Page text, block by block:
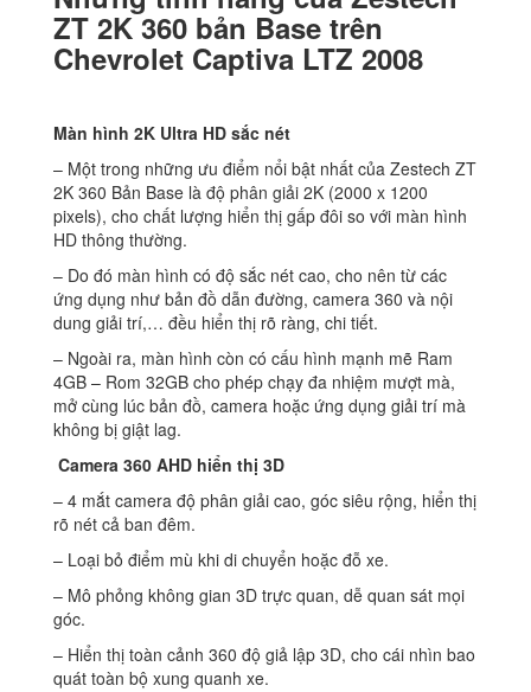
ZT 2K 360 bản Base trên
Chevrolet Captiva LTZ 2008
Màn hình 2K Ultra HD sắc nét
– Một trong những ưu điểm nổi bật nhất của Zestech ZT
2K 360 Bản Base là độ phân giải 2K (2000 x 1200
pixels), cho chất lượng hiển thị gấp đôi so với màn hình
HD thông thường.
– Do đó màn hình có độ sắc nét cao, cho nên từ các
ứng dụng như bản đồ dẫn đường, camera 360 và nội
dung giải trí,… đều hiển thị rõ ràng, chi tiết.
– Ngoài ra, màn hình còn có cấu hình mạnh mẽ Ram
4GB – Rom 32GB cho phép chạy đa nhiệm mượt mà,
mở cùng lúc bản đồ, camera hoặc ứng dụng giải trí mà
không bị giật lag.
Camera 360 AHD hiển thị 3D
– 4 mắt camera độ phân giải cao, góc siêu rộng, hiển thị
rõ nét cả ban đêm.
– Loại bỏ điểm mù khi di chuyển hoặc đỗ xe.
– Mô phỏng không gian 3D trực quan, dễ quan sát mọi
góc.
– Hiển thị toàn cảnh 360 độ giả lập 3D, cho cái nhìn bao
quát toàn bộ xung quanh xe.